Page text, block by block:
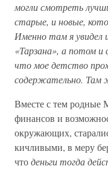
могли смотреть
старые, и новые,
Именно там я увидел
«Тарзана», а потом
что мое детство
содержательно. Там
Вместе с тем родные
финансов и
окружающих,
кичливыми, в меру
чтоденьги тогда